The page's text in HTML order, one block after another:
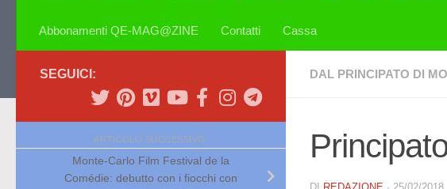
Abbonamenti QE-MAG@ZINE Contatti Cassa
DAL PRINCIPATO DI
SEGUICI:
ARTICOLO SUCCESSIVO
Monte-Carlo Film Festival de la
Comédie: debutto con i fiocchi con